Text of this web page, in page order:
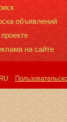
объявлений
на сайте